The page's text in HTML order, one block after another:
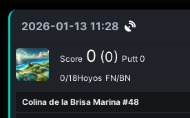
2026-01-13 11:28
Score 0 (0) Putt 0
0/18Hoyos FN/BN
Colina de la Brisa Marina #48